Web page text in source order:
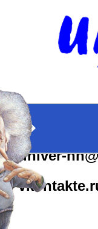
univer-
������